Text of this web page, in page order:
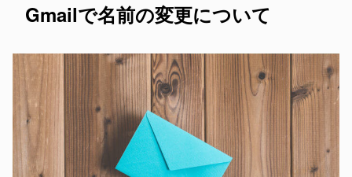
Gmailで名前の変更について